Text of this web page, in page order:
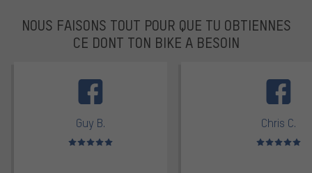
NOUS FAISONS TOUT POUR QUE TU OBTIENNES
CE DONT TON BIKE A BESOIN
Guy B.
Note moyenne : 5 sur 5
Chris C.
Note moyenne :